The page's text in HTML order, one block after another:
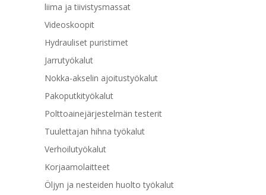
liima ja tiivistysmassat
Videoskoopit
Hydrauliset puristimet
Jarrutyökalut
Nokka-akselin ajoitustyökalut
Pakoputkityökalut
Polttoainejärjestelmän testerit
Tuulettajan hihna työkalut
Verhoilutyökalut
Korjaamolaitteet
Öljyn ja nesteiden huolto työkalut